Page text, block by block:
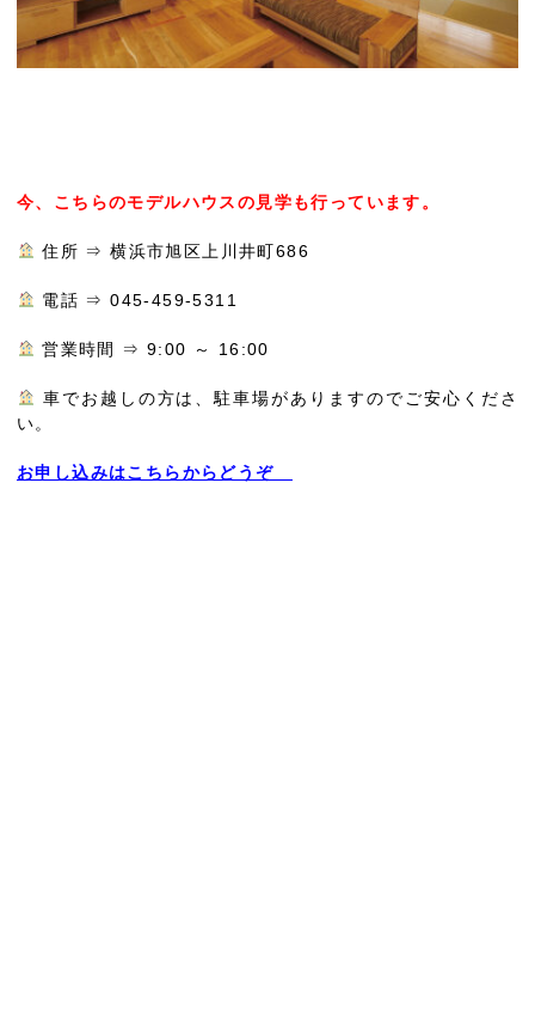
今、こちらのモデルハウスの見学も行っています。
住所 ⇒ 横浜市旭区上川井町686
電話 ⇒ 045-459-5311
営業時間 ⇒ 9:00 ～ 16:00
車でお越しの方は、駐車場がありますのでご安心くださ
い。
お申し込みはこちらからどうぞ